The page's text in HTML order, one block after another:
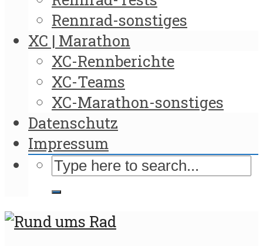
Rennrad-sonstiges
XC | Marathon
XC-Rennberichte
XC-Teams
XC-Marathon-sonstiges
Datenschutz
Impressum